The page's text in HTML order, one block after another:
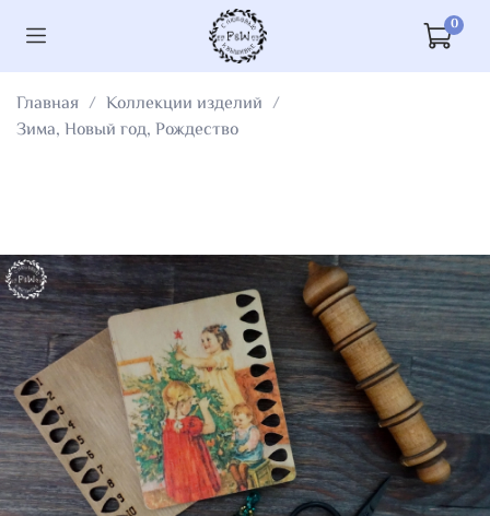
0
Главная
Коллекции изделий
Зима, Новый год, Рождество